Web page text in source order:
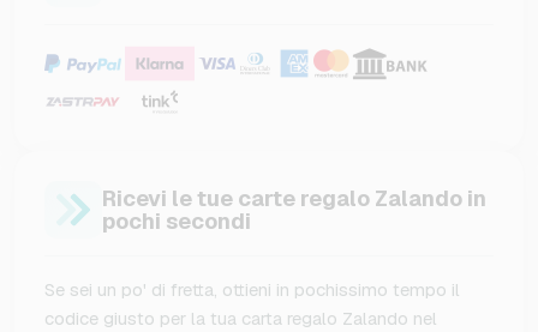
Ricevi le tue carte regalo Zalando in
pochi secondi
Se sei un po' di fretta, ottieni in pochissimo tempo il
codice giusto per la tua carta regalo Zalando nel